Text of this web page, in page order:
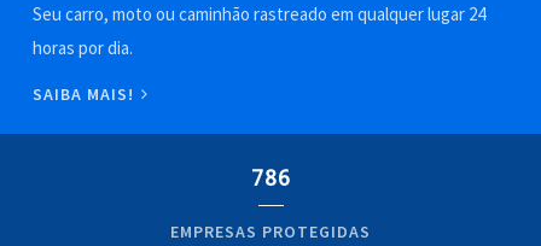
Seu carro, moto ou caminhão rastreado em qualquer lugar 24
horas por dia.
SAIBA MAIS!
786
EMPRESAS PROTEGIDAS